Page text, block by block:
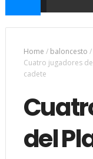
Home / baloncesto /
Cuatro jugadores
cadete
del